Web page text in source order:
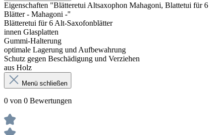
Eigenschaften "Blätteretui Altsaxophon Mahagoni, Blattetui für 6
Blätter - Mahagoni -"
Blätteretui für 6 Alt-Saxofonblätter
innen Glasplatten
Gummi-Halterung
optimale Lagerung und Aufbewahrung
Schutz gegen Beschädigung und Verziehen
aus Holz
Menü schließen
0 von 0 Bewertungen